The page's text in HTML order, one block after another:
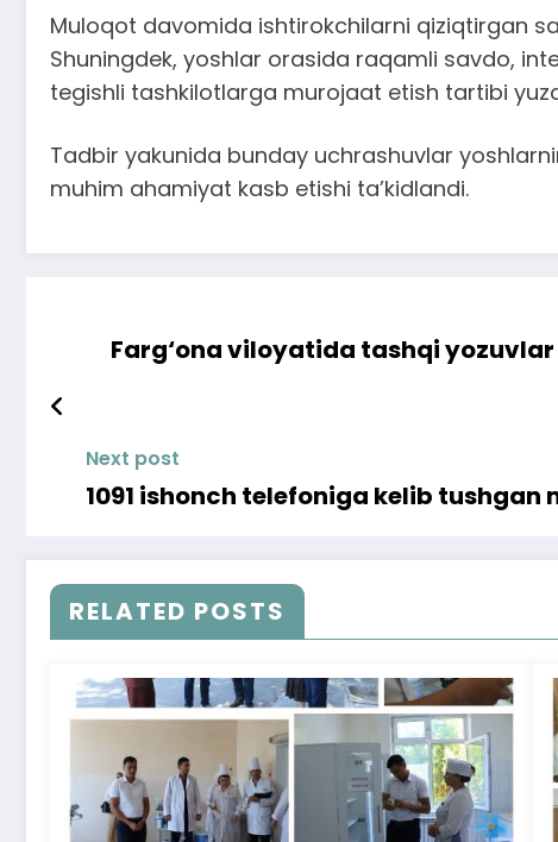
Muloqot davomida ishtirokchilarni qiziqtirgan
Shuningdek, yoshlar orasida raqamli savdo,
tegishli tashkilotlarga murojaat etish tartibi
Tadbir yakunida bunday uchrashuvlar
muhim ahamiyat kasb etishi ta’kidlandi.
Farg‘ona viloyatida tashqi
Next post
1091 ishonch telefoniga kelib
RELATED POSTS